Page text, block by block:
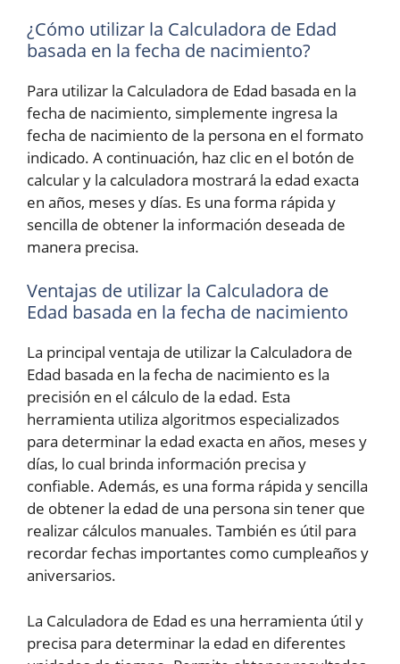
¿Cómo utilizar la Calculadora de Edad
basada en la fecha de nacimiento?
Para utilizar la Calculadora de Edad basada en la
fecha de nacimiento, simplemente ingresa la
fecha de nacimiento de la persona en el formato
indicado. A continuación, haz clic en el botón de
calcular y la calculadora mostrará la edad exacta
en años, meses y días. Es una forma rápida y
sencilla de obtener la información deseada de
manera precisa.
Ventajas de utilizar la Calculadora de
Edad basada en la fecha de nacimiento
La principal ventaja de utilizar la Calculadora de
Edad basada en la fecha de nacimiento es la
precisión en el cálculo de la edad. Esta
herramienta utiliza algoritmos especializados
para determinar la edad exacta en años, meses y
días, lo cual brinda información precisa y
confiable. Además, es una forma rápida y sencilla
de obtener la edad de una persona sin tener que
realizar cálculos manuales. También es útil para
recordar fechas importantes como cumpleaños y
aniversarios.
La Calculadora de Edad es una herramienta útil y
precisa para determinar la edad en diferentes